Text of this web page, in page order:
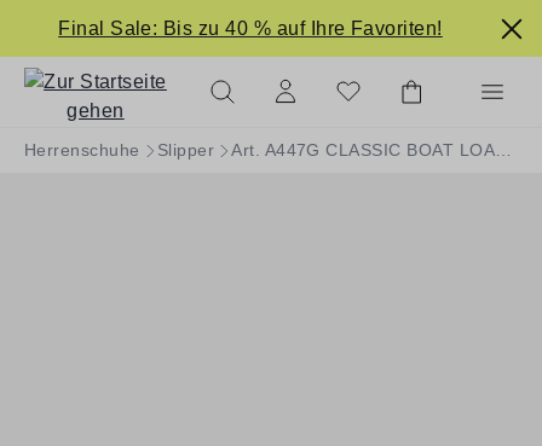
springen
Final Sale: Bis zu 40 % auf Ihre Favoriten!
Herrenschuhe Slipper